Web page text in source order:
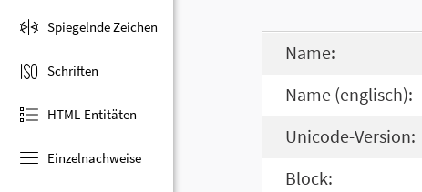
Spiegelnde Zeichen
Schriften
HTML-Entitäten
Einzelnachweise
Name:
Name (englisch):
Unicode-Version:
Block: